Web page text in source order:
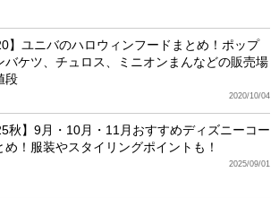
】ユニバのハロウィンフードまとめ！ポップ
バケツ、チュロス、ミニオンまんなどの販売場
段
2020/10/04
秋】9月・10月・11月おすすめディズニーコー
め！服装やスタイリングポイントも！
2025/09/01